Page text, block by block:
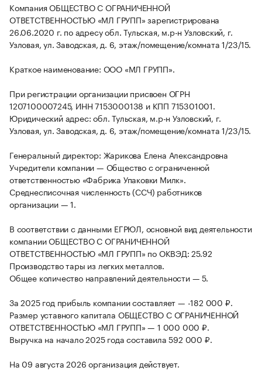
Компания ОБЩЕСТВО С ОГРАНИЧЕННОЙ
ОТВЕТСТВЕННОСТЬЮ «МЛ ГРУПП» зарегистрирована
26.06.2020 г. по адресу обл. Тульская, м.р-н Узловский, г.
Узловая, ул. Заводская, д. 6, этаж/помещение/комната 1/23/15.
Краткое наименование: ООО «МЛ ГРУПП».
При регистрации организации присвоен ОГРН
1207100007245, ИНН 7153000138 и КПП 715301001.
Юридический адрес: обл. Тульская, м.р-н Узловский, г.
Узловая, ул. Заводская, д. 6, этаж/помещение/комната 1/23/15.
Генеральный директор: Жарикова Елена Александровна
Учредители компании — Общество с ограниченной
ответственностью «Фабрика Упаковки Милк».
Среднесписочная численность (ССЧ) работников
организации — 1.
В соответствии с данными ЕГРЮЛ, основной вид деятельности
компании ОБЩЕСТВО С ОГРАНИЧЕННОЙ
ОТВЕТСТВЕННОСТЬЮ «МЛ ГРУПП» по ОКВЭД: 25.92
Производство тары из легких металлов.
Общее количество направлений деятельности — 5.
За 2025 год прибыль компании составляет — -182 000 ₽.
Размер уставного капитала ОБЩЕСТВО С ОГРАНИЧЕННОЙ
ОТВЕТСТВЕННОСТЬЮ «МЛ ГРУПП» — 1 000 000 ₽.
Выручка на начало 2025 года составила 592 000 ₽.
На 09 августа 2026 организация действует.